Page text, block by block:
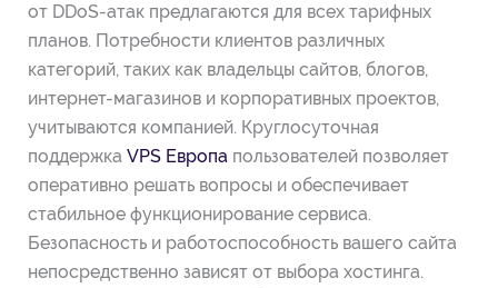
от DDoS-атак предлагаются для всех тарифных
планов. Потребности клиентов различных
категорий, таких как владельцы сайтов, блогов,
интернет-магазинов и корпоративных проектов,
учитываются компанией. Круглосуточная
поддержкаVPS Европа пользователей позволяет
оперативно решать вопросы и обеспечивает
стабильное функционирование сервиса.
Безопасность и работоспособность вашего сайта
непосредственно зависят от выбора хостинга.